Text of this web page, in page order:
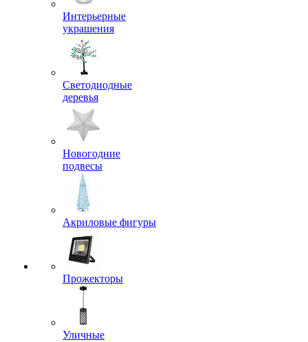
Интерьерные
украшения
Светодиодные
деревья
Новогодние
подвесы
Акриловые фигуры
Прожекторы
Уличные